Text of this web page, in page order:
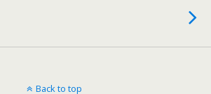
Back to top